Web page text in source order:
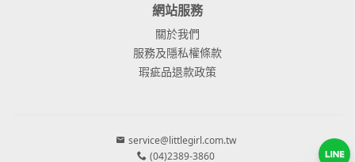
網站服務
關於我們
服務及隱私權條款
瑕疵品退款政策
service@littlegirl.com.tw
(04)2389-3860